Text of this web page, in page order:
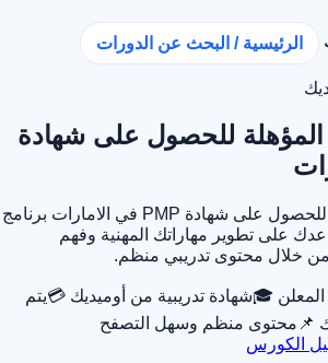
الرئيسية / البحث عن الدورات
المؤهلة للحصول على شهادة
إدارة المشاريع المؤهلة للحصول على شهادة PMP في الامارات برنامج
على تطوير مهاراتك المهنية وفهم
خلال محتوى تدريبي منظم.
🎓شهادة تدريبية من أوميديك 💳يتم
📌 محتوى منظم وسهل التصفح
الكورس